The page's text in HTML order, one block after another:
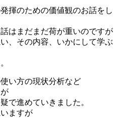
揮のための価値観のお話をし
はまだまだ荷が重いのですが
、その内容、いかにして学ぶ
い方の現状分析など
で進めていきました。
ますが